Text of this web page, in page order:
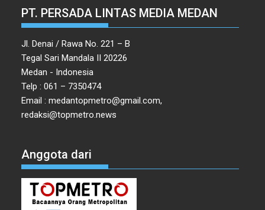
PT. PERSADA LINTAS MEDIA MEDAN
Jl. Denai / Rawa No. 221 – B
Tegal Sari Mandala II 20226
Medan - Indonesia
Telp : 061 – 7350474
Email : medantopmetro@gmail.com,
redaksi@topmetro.news
Anggota dari